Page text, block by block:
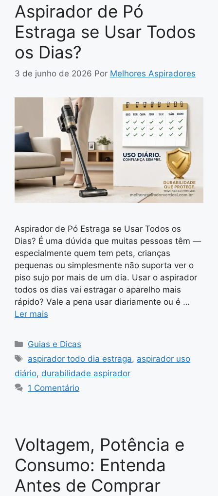
Aspirador de Pó
Estraga se Usar Todos
os Dias?
3 de junho de 2026 Por Melhores Aspiradores
Aspirador de Pó Estraga se Usar Todos os
Dias? É uma dúvida que muitas pessoas têm —
especialmente quem tem pets, crianças
pequenas ou simplesmente não suporta ver o
piso sujo por mais de um dia. Usar o aspirador
todos os dias vai estragar o aparelho mais
rápido? Vale a pena usar diariamente ou é …
Ler mais
Categorias
Guias e Dicas
Tags
aspirador todo dia estraga, aspirador uso
diário, durabilidade aspirador
1 Comentário
Voltagem, Potência e
Consumo: Entenda
Antes de Comprar